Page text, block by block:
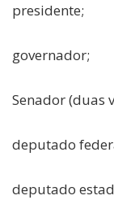
presidente;
governador;
Senador (duas
deputado
deputado